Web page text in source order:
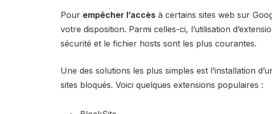
Pour empêcher l’accèsà certains sites web sur
votre disposition. Parmi celles-ci, l’utilisation
sécurité et le fichier hosts sont les plus courantes.
Une des solutions les plus simples est l’installation
sites bloqués. Voici quelques extensions populaires :